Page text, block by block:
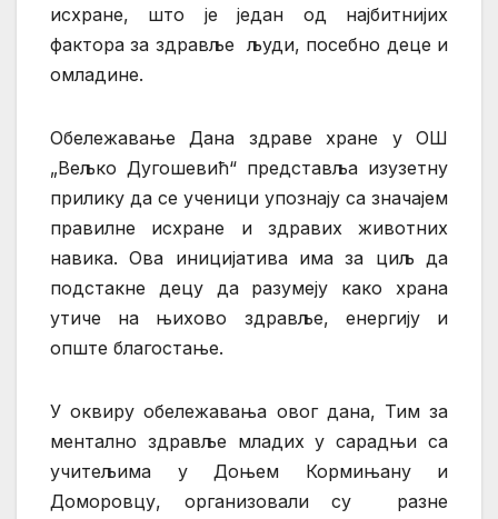
исхране, што је један од најбитнијих
фактора за здравље људи, посебно деце и
омладине.
Обележавање Дана здраве хране у ОШ
„Вељко Дугошевић“ представља изузетну
прилику да се ученици упознају са значајем
правилне исхране и здравих животних
навика. Ова иницијатива има за циљ да
подстакне децу да разумеју како храна
утиче на њихово здравље, енергију и
опште благостање.
У оквиру обележавања овог дана, Тим за
ментално здравље младих у сарадњи са
учитељима у Доњем Кормињану и
Доморовцу, организовали су разне